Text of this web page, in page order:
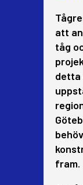
att
tåg
detta
fram.